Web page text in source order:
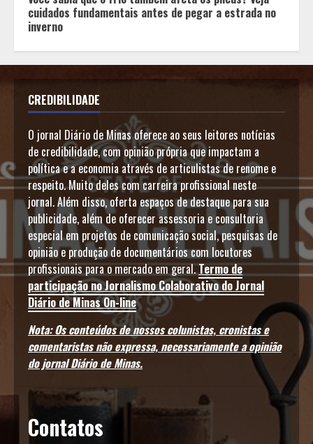
cuidados fundamentais antes de pegar a estrada no
inverno
CREDIBILIDADE
O jornal Diário de Minas oferece ao seus leitores notícias
de credibilidade, com opinião própria que impactam a
política e a economia através de articulistas de renome e
respeito. Muito deles com carreira profissional neste
jornal. Além disso, oferta espaços de destaque para sua
publicidade, além de oferecer assessoria e consultoria
especial em projetos de comunicação social, pesquisas de
opinião e produção de documentários com locutores
profissionais para o mercado em geral.Termo de
participação no Jornalismo Colaborativo do Jornal
Diário de Minas On-line
Nota: Os conteúdos de nossos colunistas, cronistas e
comentaristas não expressa, necessariamente a opinião
do jornal Diário de Minas.
Contatos